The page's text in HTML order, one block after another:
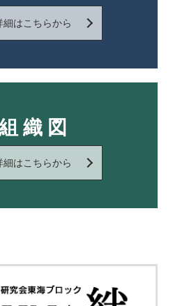
細はこちらから
織 図
細はこちらから